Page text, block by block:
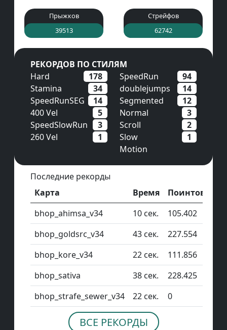
Прыжков
39513
Стрейфов
62742
РЕКОРДОВ ПО СТИЛЯМ
Hard
178 SpeedRun
94
Stamina
34 doublejumps
14
SpeedRunSEG
14 Segmented
12
400 Vel
5 Normal
3
SpeedSlowRun
3 Scroll
2
260 Vel
1
Slow
Motion
1
Последние рекорды
Карта
Время
Поинтов
bhop_ahimsa_v34
10 сек.
105.402
bhop_goldsrc_v34
43 сек.
227.554
bhop_kore_v34
22 сек.
111.856
bhop_sativa
38 сек.
228.425
bhop_strafe_sewer_v34
22 сек. 0
ВСЕ РЕКОРДЫ